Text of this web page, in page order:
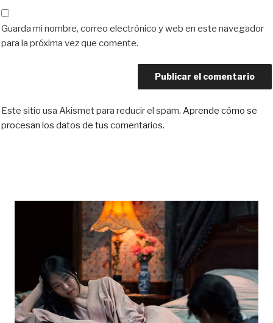
Guarda mi nombre, correo electrónico y web en este navegador
para la próxima vez que comente.
Este sitio usa Akismet para reducir el spam. Aprende cómo se
procesan los datos de tus comentarios.